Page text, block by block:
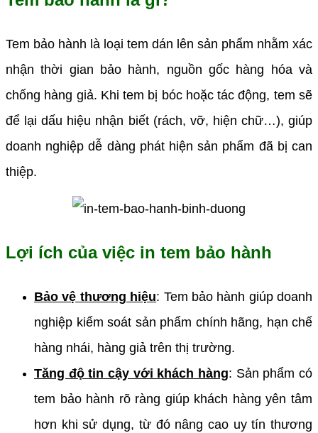
Tem bảo hành là loại tem dán lên sản phẩm nhằm xác
nhận thời gian bảo hành, nguồn gốc hàng hóa và
chống hàng giả. Khi tem bị bóc hoặc tác động, tem sẽ
để lại dấu hiệu nhận biết (rách, vỡ, hiện chữ…), giúp
doanh nghiệp dễ dàng phát hiện sản phẩm đã bị can
thiệp.
Lợi ích của việc in tem bảo hành
Bảo vệ thương hiệu: Tem bảo hành giúp doanh
nghiệp kiểm soát sản phẩm chính hãng, hạn chế
hàng nhái, hàng giả trên thị trường.
Tăng độ tin cậy với khách hàng: Sản phẩm có
tem bảo hành rõ ràng giúp khách hàng yên tâm
hơn khi sử dụng, từ đó nâng cao uy tín thương